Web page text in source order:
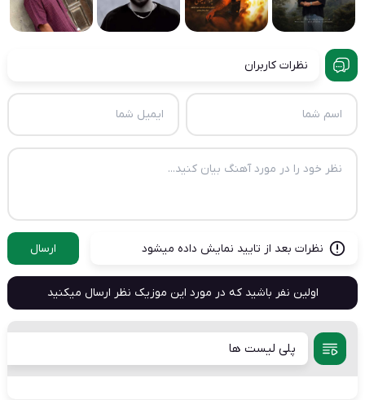
نظرات کاربران
نظرات بعد از تایید نمایش داده میشود ارسال
اولین نفر باشید که در مورد این موزیک نظر ارسال میکنید
پلی لیست ها